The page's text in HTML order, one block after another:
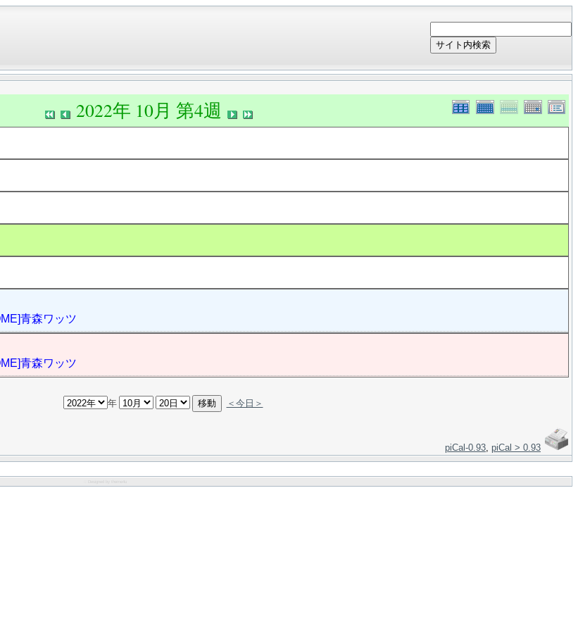
サイト内検索
2022年 10月 第4週
青森ワッツ
青森ワッツ
年 ＜今日＞
piCal-0.93, piCal > 0.93